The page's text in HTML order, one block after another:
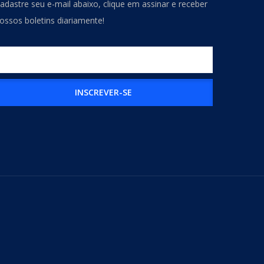
seu e-mail abaixo, clique em assinar e receber
boletins diariamente!